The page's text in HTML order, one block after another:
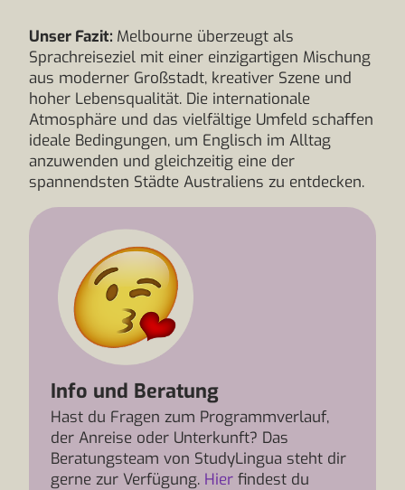
Unser Fazit: Melbourne überzeugt als
Sprachreiseziel mit einer einzigartigen Mischung
aus moderner Großstadt, kreativer Szene und
hoher Lebensqualität. Die internationale
Atmosphäre und das vielfältige Umfeld schaffen
ideale Bedingungen, um Englisch im Alltag
anzuwenden und gleichzeitig eine der
spannendsten Städte Australiens zu entdecken.
Info und Beratung
Hast du Fragen zum Programmverlauf,
der Anreise oder Unterkunft? Das
Beratungsteam von StudyLingua steht dir
gerne zur Verfügung. Hier findest du